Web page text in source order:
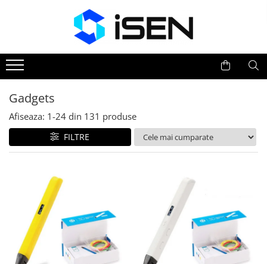
Trotinete electrice
Piese si accesorii
Gadgets
Afiseaza: 1-24 din 131 produse
FILTRE